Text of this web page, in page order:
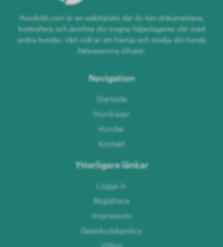
Hundvikt.com är en webbplats där du kan dokumentera,
kontrollera och jämföra din trogna följeslagares vikt med
andra hundar. Vårt mål är att främja och stödja din hunds
hälsosamma tillväxt.
Navigation
Startsida
Hundraser
Hundar
Kontakt
Ytterligare länkar
Logga in
Registrera
Impressum
Dataskyddspolicy